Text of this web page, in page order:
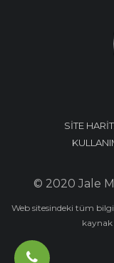
SİTE
© 2020 Jale
Web sitesindeki tüm
kaynak